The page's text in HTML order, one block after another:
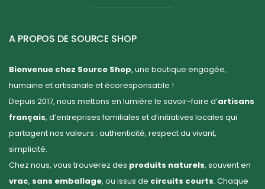
A PROPOS DE SOURCE SHOP
Bienvenue chez Source Shop, une boutique engagée,
humaine et artisanale et écoresponsable !
Depuis 2017, nous mettons en lumière le savoir-faire d’artisans
français, d’entreprises familiales et d’initiatives locales qui
partagent nos valeurs : authenticité, respect du vivant,
simplicité.
Chez nous, vous trouverez des produits naturels, souvent en
vrac, sans emballage, ou issus de circuits courts. Chaque